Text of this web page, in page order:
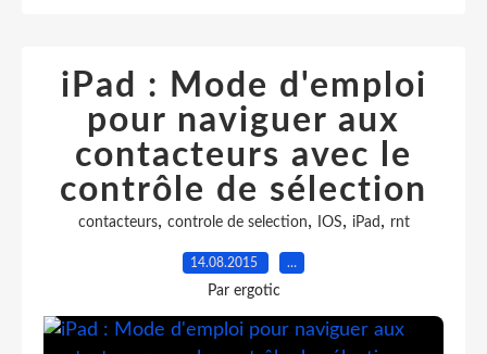
iPad : Mode d'emploi
pour naviguer aux
contacteurs avec le
contrôle de sélection
contacteurs, controle de selection, IOS, iPad , rnt
14.08.2015 …
Par ergotic